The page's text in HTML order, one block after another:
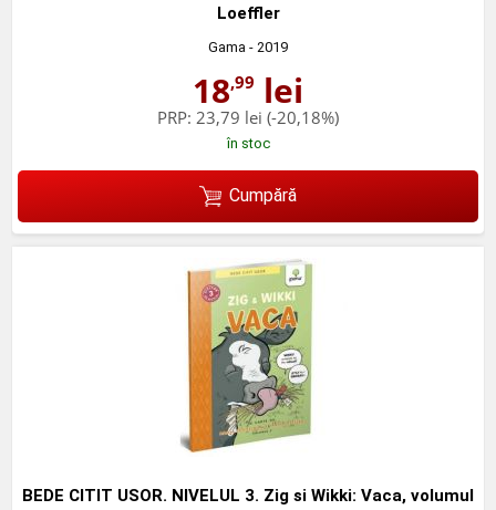
Loeffler
Gama - 2019
18,99 lei
PRP: 23,79 lei (-20,18%)
în stoc
Cumpără
BEDE CITIT USOR. NIVELUL 3. Zig si Wikki: Vaca, volumul